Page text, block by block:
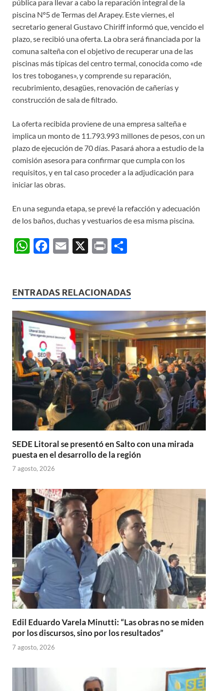
pública para llevar a cabo la reparación integral de la
piscina Nº5 de Termas del Arapey. Este viernes, el
secretario general Gustavo Chiriff informó que, vencido el
plazo, se recibió una oferta. La obra será financiada por la
comuna salteña con el objetivo de recuperar una de las
piscinas más típicas del centro termal, conocida como «de
los tres toboganes», y comprende su reparación,
recubrimiento, desagües, renovación de cañerías y
construcción de sala de filtrado.
La oferta recibida proviene de una empresa salteña e
implica un monto de 11.793.993 millones de pesos, con un
plazo de ejecución de 70 días. Pasará ahora a estudio de la
comisión asesora para confirmar que cumpla con los
requisitos, y en tal caso proceder a la adjudicación para
iniciar las obras.
En una segunda etapa, se prevé la refacción y adecuación
de los baños, duchas y vestuarios de esa misma piscina.
W
s
A
p
p
F
b
o
o
k
E
X
P
p
ar
ti
r
ENTRADAS RELACIONADAS
SEDE Litoral se presentó en Salto con una mirada
puesta en el desarrollo de la región
7 agosto, 2026
Edil Eduardo Varela Minutti: “Las obras no se miden
por los discursos, sino por los resultados”
7 agosto, 2026